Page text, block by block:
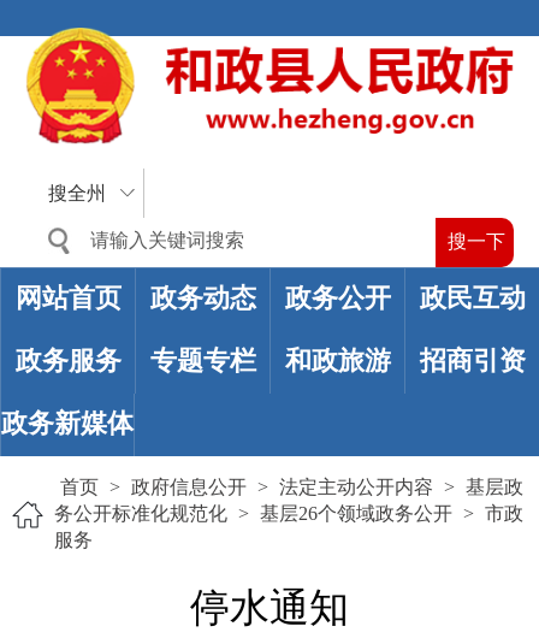
搜全州
网站首页 政务动态 政务公开 政民互动
政务服务 专题专栏 和政旅游 招商引资
政务新媒体
首页 > 政府信息公开 > 法定主动公开内容 > 基层政
务公开标准化规范化 > 基层26个领域政务公开 > 市政
服务
停水通知